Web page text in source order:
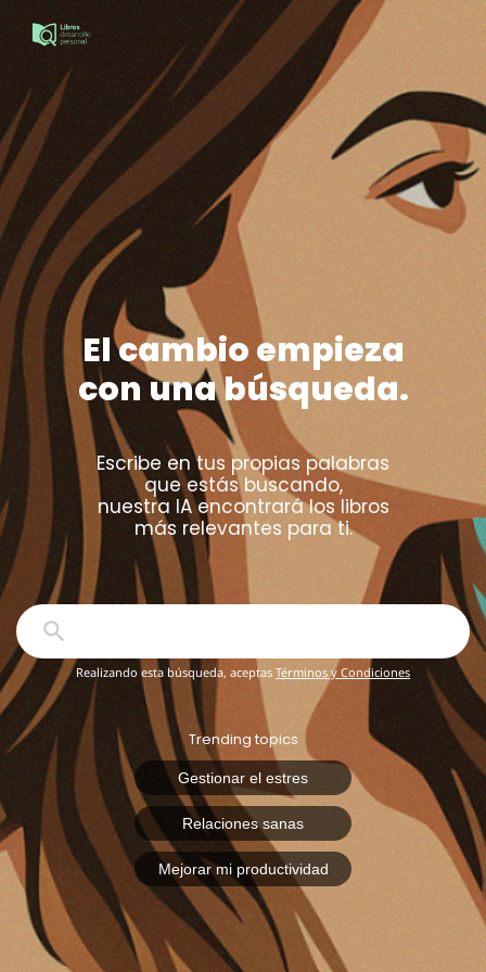
El cambio empieza
con una búsqueda.
Escribe en tus propias palabras
que estás buscando,
nuestra IA encontrará los libros
más relevantes para ti.
Realizando esta búsqueda, aceptas Términos y Condiciones
Trending topics
Gestionar el estres
Relaciones sanas
Mejorar mi productividad